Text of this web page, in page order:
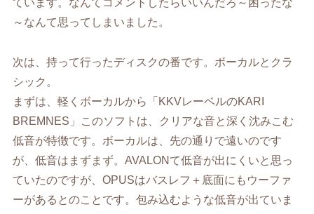
ています。なんてコメントしたらいいんだろ～困ったな
～なんて思ってしまいました。
次は、持って行ったディスクの番です。ボーカルとクラ
シック。
まずは、軽くボーカルから「KKVレーベルのKARI
BREMNES」このソフトは、クリアな音と深く沈みこむ
低音が特徴です。ボーカルは、先の通りで遠いのです
が、低音はまずまず。AVALONて低音が出にくいと思っ
ていたのですが、OPUSはバスレフ＋底面にもウーファ
ーがあるとのことです。包み込むような低音が出ていま